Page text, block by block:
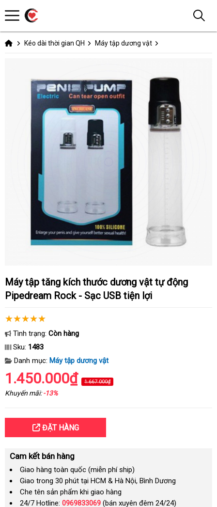
Kéo dài thời gian QH Máy tập dương vật
Máy tập tăng kích thước dương vật tự động
Pipedream Rock - Sạc USB tiện lợi
Tình trạng: Còn hàng
Sku: 1483
Danh mục: Máy tập dương vật
1.450.000₫ 1.667.000₫
Khuyến mãi:-13%
ĐẶT HÀNG
Cam kết bán hàng
Giao hàng toàn quốc (miễn phí ship)
Giao trong 30 phút tại HCM & Hà Nội, Bình Dương
Che tên sản phẩm khi giao hàng
24/7 Hotline: 0969833069 (bán xuyên đêm 24/24)